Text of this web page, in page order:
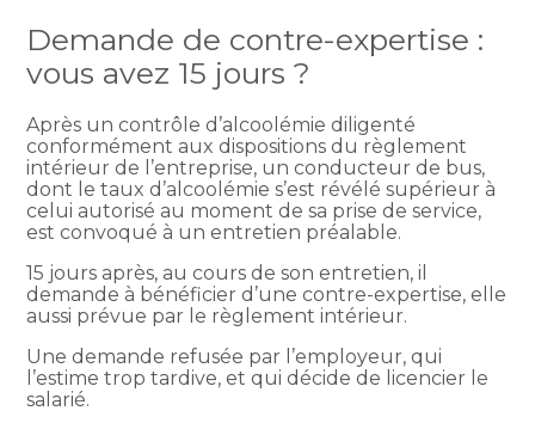
Demande de contre-expertise :
vous avez 15 jours ?
Après un contrôle d’alcoolémie diligenté
conformément aux dispositions du règlement
intérieur de l’entreprise, un conducteur de bus,
dont le taux d’alcoolémie s’est révélé supérieur à
celui autorisé au moment de sa prise de service,
est convoqué à un entretien préalable.
15 jours après, au cours de son entretien, il
demande à bénéficier d’une contre-expertise, elle
aussi prévue par le règlement intérieur.
Une demande refusée par l’employeur, qui
l’estime trop tardive, et qui décide de licencier le
salarié.